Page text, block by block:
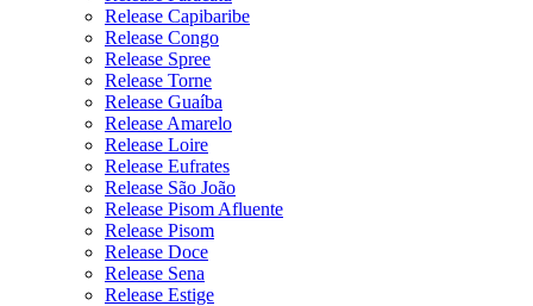
Release Capibaribe
Release Congo
Release Spree
Release Torne
Release Guaíba
Release Amarelo
Release Loire
Release Eufrates
Release São João
Release Pisom Afluente
Release Pisom
Release Doce
Release Sena
Release Estige